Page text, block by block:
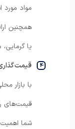
مواد مورد
همچنین
یا
با بازار
قیمت‌های
شما اهمیت